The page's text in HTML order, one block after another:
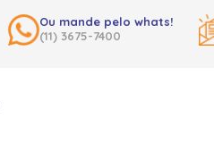
Ou mande pelo whats!
(11) 3675-7400